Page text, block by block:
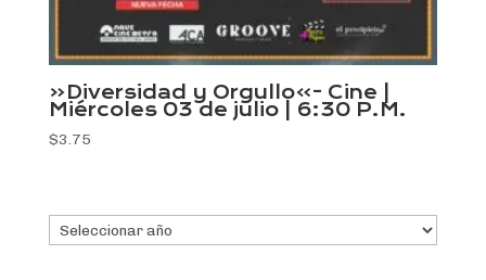
«Diversidad y Orgullo»- Cine |
Miércoles 03 de julio | 6:30 P.M.
$3.75
Archivos